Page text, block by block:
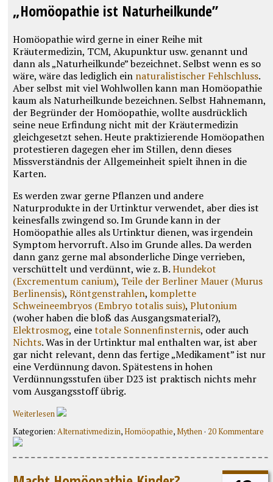
„Homöopathie ist Naturheilkunde”
Homöopathie wird gerne in einer Reihe mit
Kräutermedizin, TCM, Akupunktur usw. genannt und
dann als „Naturheilkunde” bezeichnet. Selbst wenn es so
wäre, wäre das lediglich ein naturalistischer Fehlschluss.
Aber selbst mit viel Wohlwollen kann man Homöopathie
kaum als Naturheilkunde bezeichnen. Selbst Hahnemann,
der Begründer der Homöopathie, wollte ausdrücklich
seine neue Erfindung nicht mit der Kräutermedizin
gleichgesetzt sehen. Heute praktizierende Homöopathen
protestieren dagegen eher im Stillen, denn dieses
Missverständnis der Allgemeinheit spielt ihnen in die
Karten.
Es werden zwar gerne Pflanzen und andere
Naturprodukte in der Urtinktur verwendet, aber dies ist
keinesfalls zwingend so. Im Grunde kann in der
Homöopathie alles als Urtinktur dienen, was irgendein
Symptom hervorruft. Also im Grunde alles. Da werden
dann ganz gerne mal absonderliche Dinge verrieben,
verschüttelt und verdünnt, wie z. B.Hundekot
(Excrementum canium), Teile der Berliner Mauer (Murus
Berlinensis), Röntgenstrahlen,komplette
Schweineembryos (Embryo totalis suis), Plutonium
(woher haben die bloß das Ausgangsmaterial?),
Elektrosmog, einetotale Sonnenfinsternis, oder auch
Nichts. Was in der Urtinktur mal enthalten war, ist aber
gar nicht relevant, denn das fertige „Medikament” ist nur
eine Verdünnung davon. Spätestens in hohen
Verdünnungsstufen über D23 ist praktisch nichts mehr
vom Ausgangsstoff übrig.
Weiterlesen
Kategorien: Alternativmedizin,Homöopathie,Mythen· 20 Kommentare